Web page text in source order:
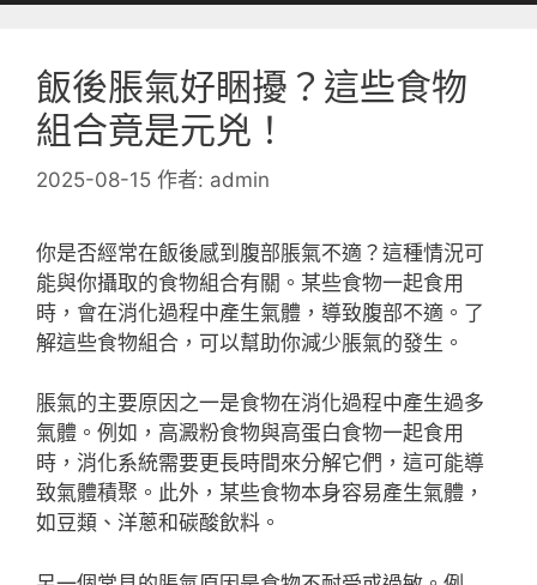
飯後脹氣好睏擾？這些食物
組合竟是元兇！
2025-08-15 作者: admin
你是否經常在飯後感到腹部脹氣不適？這種情況可
能與你攝取的食物組合有關。某些食物一起食用
時，會在消化過程中產生氣體，導致腹部不適。了
解這些食物組合，可以幫助你減少脹氣的發生。
脹氣的主要原因之一是食物在消化過程中產生過多
氣體。例如，高澱粉食物與高蛋白食物一起食用
時，消化系統需要更長時間來分解它們，這可能導
致氣體積聚。此外，某些食物本身容易產生氣體，
如豆類、洋蔥和碳酸飲料。